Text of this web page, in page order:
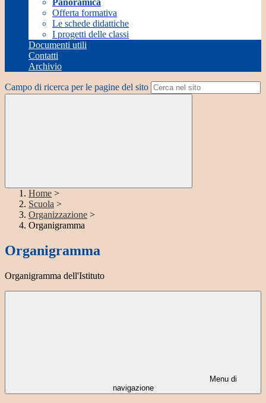
Panoramica
Offerta formativa
Le schede didattiche
I progetti delle classi
Documenti utili
Contatti
Archivio
Campo di ricerca per le pagine del sito
Home >
Scuola >
Organizzazione >
Organigramma
Organigramma
Organigramma dell'Istituto
Menu di
navigazione